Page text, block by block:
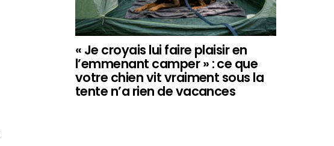
« Je croyais lui faire plaisir en
l’emmenant camper » : ce que
votre chien vit vraiment sous la
tente n’a rien de vacances